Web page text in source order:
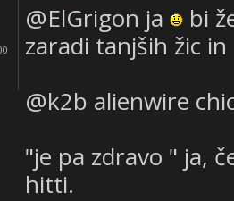
@ElGrigon ja
bi
zaradi tanjših žic
@k2b alienwire
"je pa zdravo " ja,
hitti.